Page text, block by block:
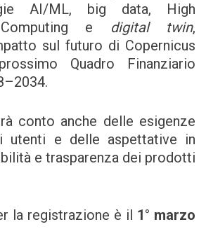
AI/ML, big data, High
Computing e
digital twin,
sul futuro di Copernicus
Quadro Finanziario
conto anche delle esigenze
utenti e delle aspettative in
e trasparenza dei prodotti
la registrazione è il 1° marzo